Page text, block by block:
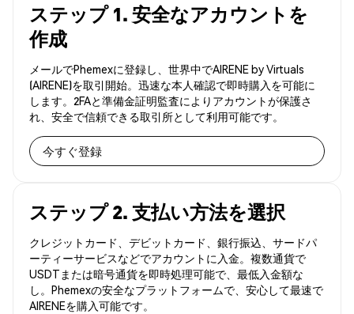
ステップ 1. 安全なアカウントを
作成
メールでPhemexに登録し、世界中でAIRENE by Virtuals
(AIRENE)を取引開始。迅速な本人確認で即時購入を可能に
します。2FAと準備金証明監査によりアカウントが保護さ
れ、安全で信頼できる取引所として利用可能です。
今すぐ登録
ステップ 2. 支払い方法を選択
クレジットカード、デビットカード、銀行振込、サードパ
ーティーサービスなどでアカウントに入金。複数通貨で
USDTまたは暗号通貨を即時処理可能で、最低入金額な
し。Phemexの安全なプラットフォームで、安心して最速で
AIRENEを購入可能です。